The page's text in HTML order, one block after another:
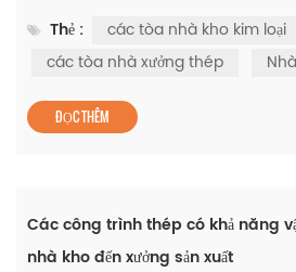
toàn thế giới. Những ưu điểm của nhà
Những cấu trúc này mang lại độ bền
Thẻ :
các tòa nhà kho kim loại
các tòa nhà xưởng thép
ĐỌC THÊM
Các công trình thép có khả năng
nhà kho đến xưởng sản xuất